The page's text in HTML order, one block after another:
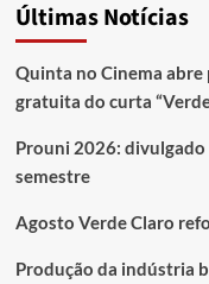
Últimas Notícias
Quinta no Cinema abre
gratuita do curta
Prouni 2026: divulgado
semestre
Agosto Verde Claro
Produção da indústria